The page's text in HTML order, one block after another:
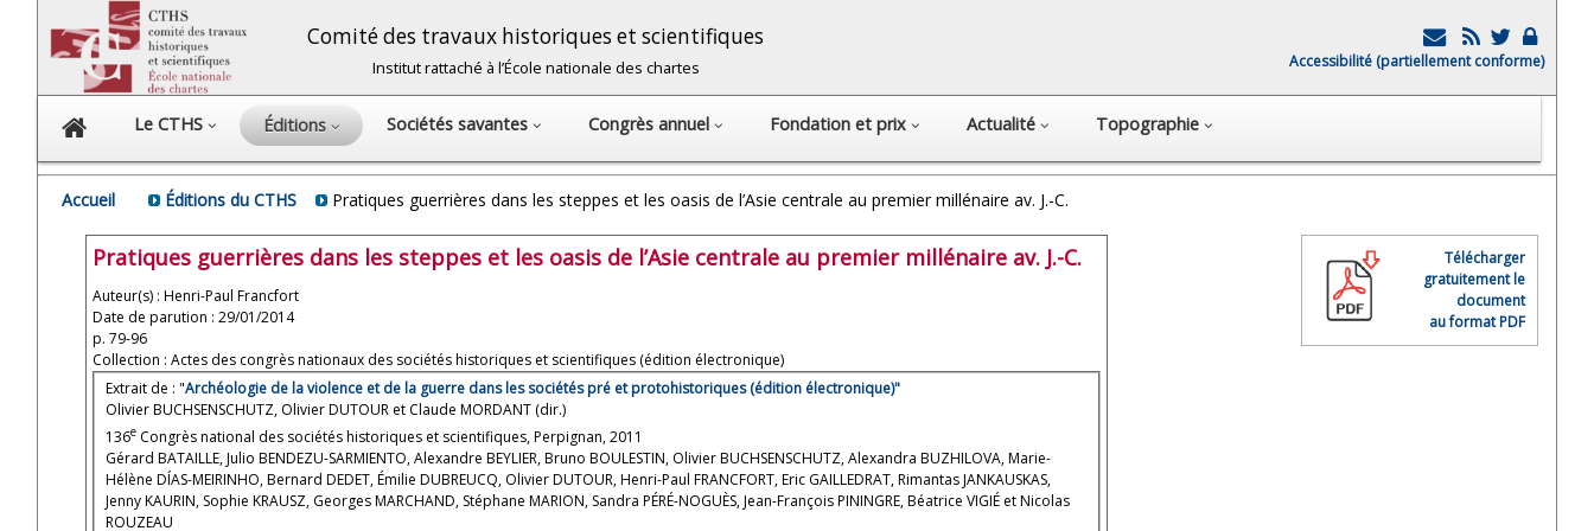
Comité des travaux historiques et scientifiques
Institut rattaché à l’École nationale des chartes Accessibilité (partiellement conforme)
Le CTHS Éditions Sociétés savantes Congrès annuel Fondation et prix Actualité Topographie
Accueil Éditions du CTHS Pratiques guerrières dans les steppes et les oasis de l’Asie centrale au premier millénaire av. J.-C.
Pratiques guerrières dans les steppes et les oasis de l’Asie centrale au premier millénaire av. J.-C.
Auteur(s) : Henri-Paul Francfort
Date de parution : 29/01/2014
p. 79-96
Collection : Actes des congrès nationaux des sociétés historiques et scientifiques (édition électronique)
Extrait de : "Archéologie de la violence et de la guerre dans les sociétés pré et protohistoriques (édition électronique)"
Olivier BUCHSENSCHUTZ, Olivier DUTOUR et Claude MORDANT (dir.)
136e Congrès national des sociétés historiques et scientifiques, Perpignan, 2011
Gérard BATAILLE, Julio BENDEZU-SARMIENTO, Alexandre BEYLIER, Bruno BOULESTIN, Olivier BUCHSENSCHUTZ, Alexandra BUZHILOVA, Marie-
Hélène DÍAS-MEIRINHO, Bernard DEDET, Émilie DUBREUCQ, Olivier DUTOUR, Henri-Paul FRANCFORT, Eric GAILLEDRAT, Rimantas JANKAUSKAS,
Jenny KAURIN, Sophie KRAUSZ, Georges MARCHAND, Stéphane MARION, Sandra PÉRÉ-NOGUÈS, Jean-François PININGRE, Béatrice VIGIÉ et Nicolas
ROUZEAU
Télécharger
gratuitement le
document
au format PDF